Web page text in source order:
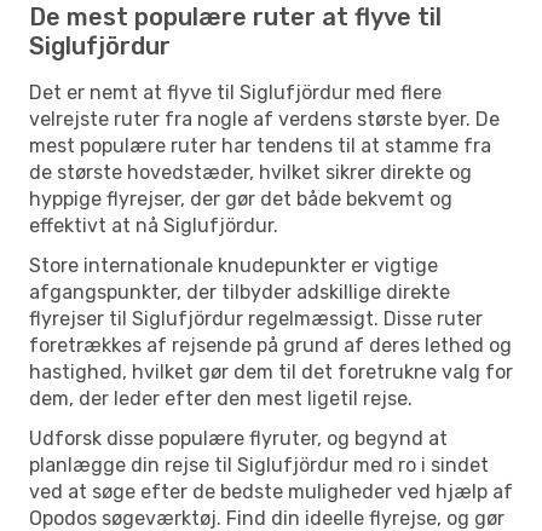
De mest populære ruter at flyve til
Siglufjördur
Det er nemt at flyve til Siglufjördur med flere
velrejste ruter fra nogle af verdens største byer. De
mest populære ruter har tendens til at stamme fra
de største hovedstæder, hvilket sikrer direkte og
hyppige flyrejser, der gør det både bekvemt og
effektivt at nå Siglufjördur.
Store internationale knudepunkter er vigtige
afgangspunkter, der tilbyder adskillige direkte
flyrejser til Siglufjördur regelmæssigt. Disse ruter
foretrækkes af rejsende på grund af deres lethed og
hastighed, hvilket gør dem til det foretrukne valg for
dem, der leder efter den mest ligetil rejse.
Udforsk disse populære flyruter, og begynd at
planlægge din rejse til Siglufjördur med ro i sindet
ved at søge efter de bedste muligheder ved hjælp af
Opodos søgeværktøj. Find din ideelle flyrejse, og gør